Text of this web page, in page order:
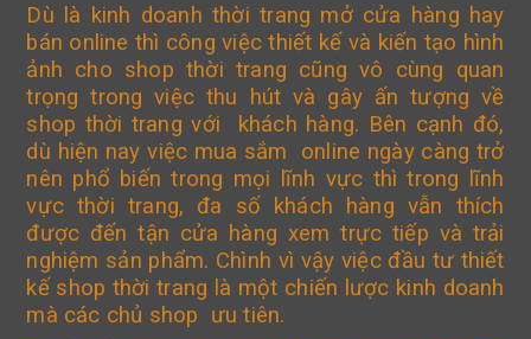
Dù là kinh doanh thời trang mở cửa hàng hay
bán online thì công việc thiết kế và kiến tạo hình
ảnh cho shop thời trang cũng vô cùng quan
trọng trong việc thu hút và gây ấn tượng về
shop thời trang với khách hàng. Bên cạnh đó,
dù hiện nay việc mua sắm online ngày càng trở
nên phổ biến trong mọi lĩnh vực thì trong lĩnh
vực thời trang, đa số khách hàng vẫn thích
được đến tận cửa hàng xem trực tiếp và trải
nghiệm sản phẩm. Chình vì vậy việc đầu tư thiết
kế shop thời trang là một chiến lược kinh doanh
mà các chủ shop ưu tiên.